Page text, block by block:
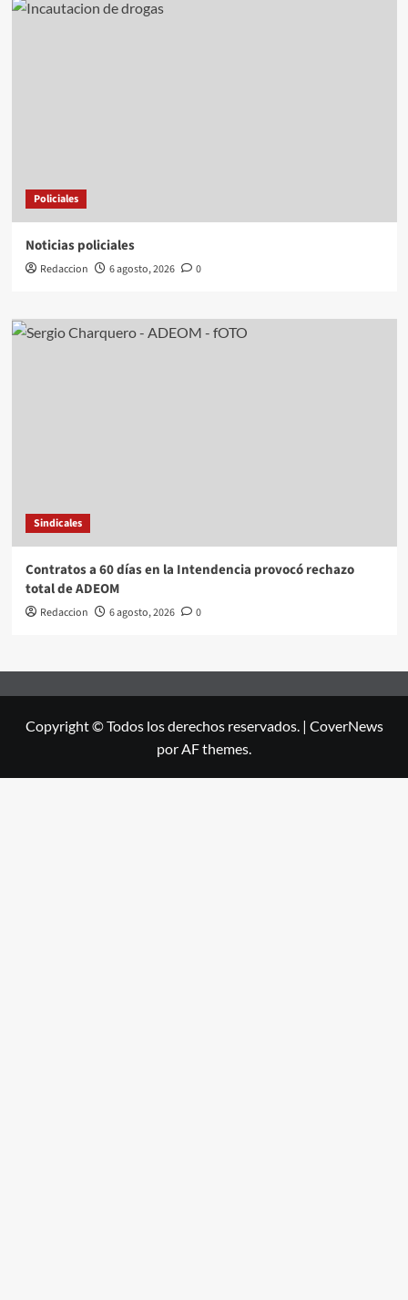
Policiales
Noticias policiales
Redaccion 6 agosto, 2026 0
Sindicales
Contratos a 60 días en la Intendencia provocó rechazo
total de ADEOM
Redaccion 6 agosto, 2026 0
Copyright © Todos los derechos reservados. | CoverNews
por AF themes.